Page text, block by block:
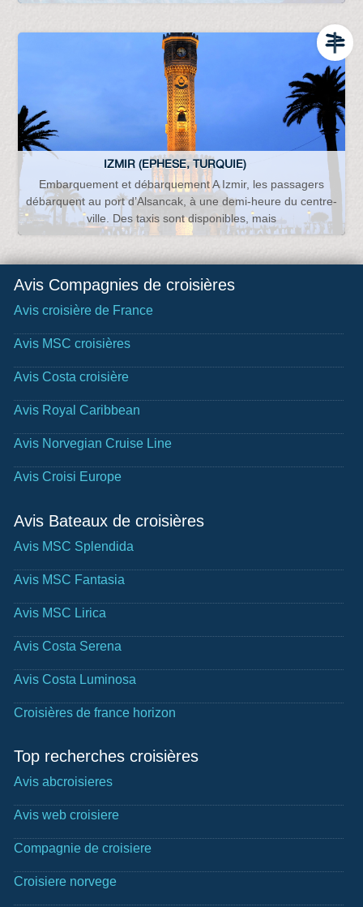
IZMIR (EPHESE, TURQUIE)
Embarquement et débarquement A Izmir, les passagers
débarquent au port d’Alsancak, à une demi-heure du centre-
ville. Des taxis sont disponibles, mais
Avis Compagnies de croisières
Avis croisière de France
Avis MSC croisières
Avis Costa croisière
Avis Royal Caribbean
Avis Norvegian Cruise Line
Avis Croisi Europe
Avis Bateaux de croisières
Avis MSC Splendida
Avis MSC Fantasia
Avis MSC Lirica
Avis Costa Serena
Avis Costa Luminosa
Croisières de france horizon
Top recherches croisières
Avis abcroisieres
Avis web croisiere
Compagnie de croisiere
Croisiere norvege